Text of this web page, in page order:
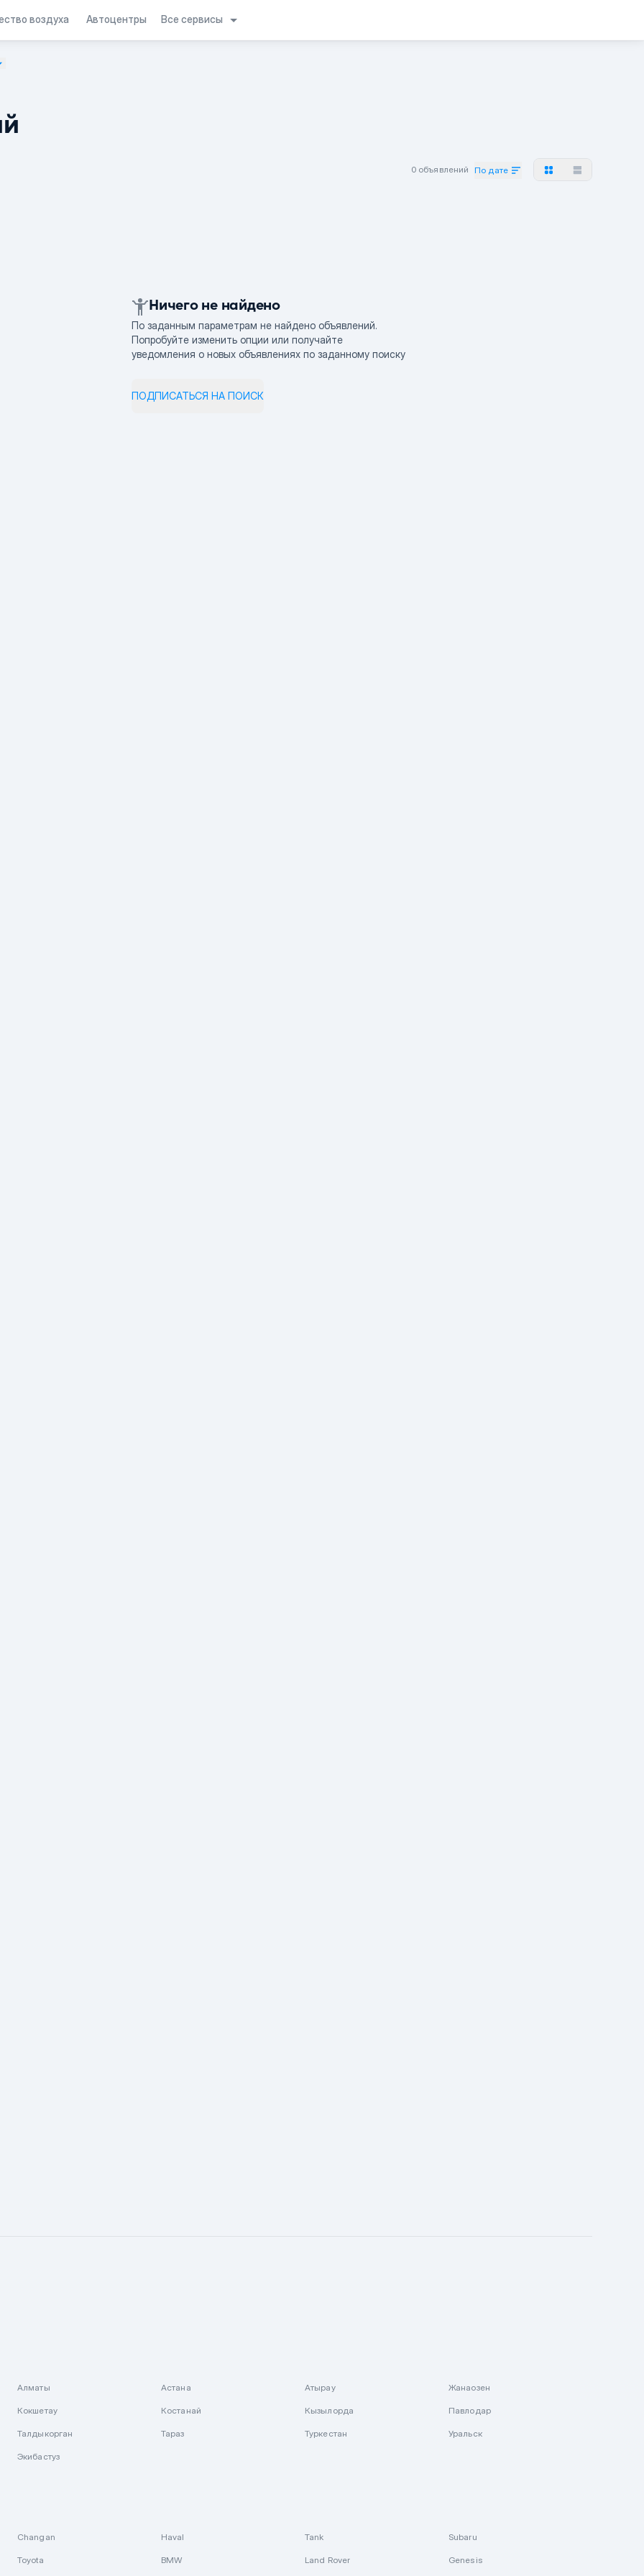
воздуха Автоцентры Все сервисы
0 объявлений По дате
Ничего не найдено
По заданным параметрам не найдено объявлений.
Попробуйте изменить опции или получайте
уведомления о новых объявлениях по заданному поиску
ПОДПИСАТЬСЯ НА ПОИСК
Алматы Астана Атырау Жанаозен
Кокшетау Костанай Кызылорда Павлодар
Талдыкорган Тараз Туркестан Уральск
Экибастуз
Changan Haval Tank Subaru
Toyota BMW Land Rover Genesis